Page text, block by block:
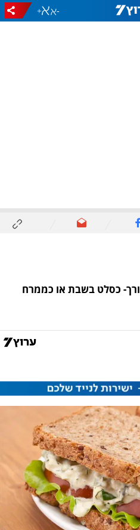
-
+
כסלט בשבת או כממרח